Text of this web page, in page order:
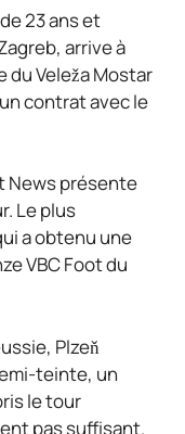
23 ans et
arrive à
du Veleža Mostar
contrat avec le
News présente
Le plus
a obtenu une
VBC Foot du
Plzeň
teinte, un
le tour
pas suffisant.